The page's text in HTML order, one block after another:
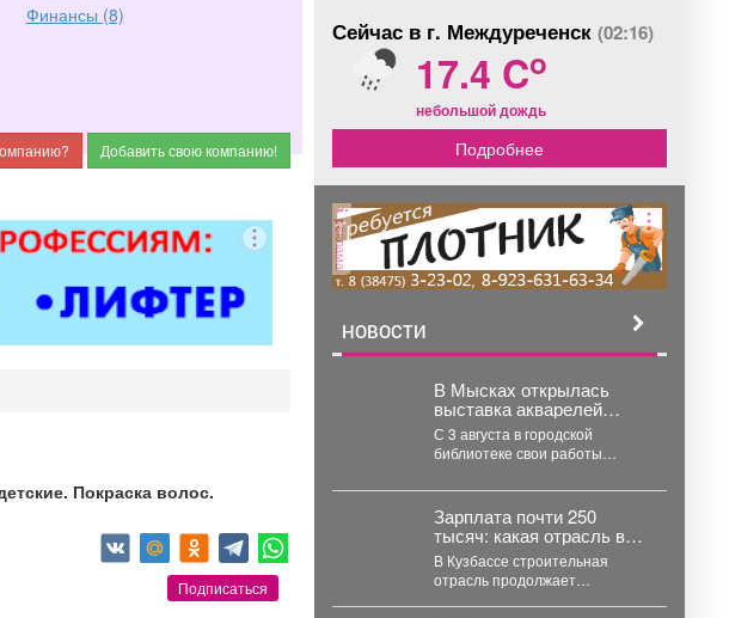
Финансы (8)
Покраска волос.
Подписаться
Сейчас в г. Междуреченск (02:16)
17.4 Co
небольшой дождь
Подробнее
реклама
НОВОСТИ
В Мысках открылась
выставка акварелей
«Воспоминания».
С 3 августа в городской
библиотеке свои работы
Тамара Шлыкова. В
экспозиции...
Зарплата почти 250
тысяч: какая отрасль в
Кузбассе выросла на
42% в доходе
В Кузбассе строительная
отрасль продолжает